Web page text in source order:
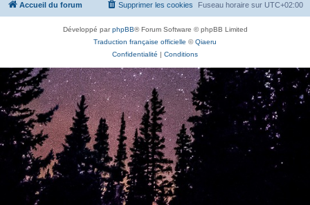
Accueil du forum Fuseau horaire sur UTC+02:00
Supprimer les cookies
Développé parphpBB® Forum Software © phpBB Limited
Traduction française officielle ©Qiaeru
Confidentialité | Conditions